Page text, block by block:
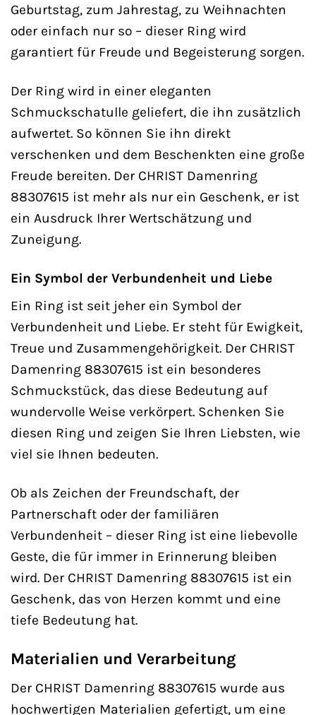
Geburtstag, zum Jahrestag, zu Weihnachten
oder einfach nur so – dieser Ring wird
garantiert für Freude und Begeisterung sorgen.
Der Ring wird in einer eleganten
Schmuckschatulle geliefert, die ihn zusätzlich
aufwertet. So können Sie ihn direkt
verschenken und dem Beschenkten eine große
Freude bereiten. Der CHRIST Damenring
88307615 ist mehr als nur ein Geschenk, er ist
ein Ausdruck Ihrer Wertschätzung und
Zuneigung.
Ein Symbol der Verbundenheit und Liebe
Ein Ring ist seit jeher ein Symbol der
Verbundenheit und Liebe. Er steht für Ewigkeit,
Treue und Zusammengehörigkeit. Der CHRIST
Damenring 88307615 ist ein besonderes
Schmuckstück, das diese Bedeutung auf
wundervolle Weise verkörpert. Schenken Sie
diesen Ring und zeigen Sie Ihren Liebsten, wie
viel sie Ihnen bedeuten.
Ob als Zeichen der Freundschaft, der
Partnerschaft oder der familiären
Verbundenheit – dieser Ring ist eine liebevolle
Geste, die für immer in Erinnerung bleiben
wird. Der CHRIST Damenring 88307615 ist ein
Geschenk, das von Herzen kommt und eine
tiefe Bedeutung hat.
Materialien und Verarbeitung
Der CHRIST Damenring 88307615 wurde aus
hochwertigen Materialien gefertigt, um eine